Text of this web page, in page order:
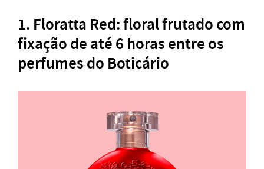
1. Floratta Red: floral frutado com
fixação de até 6 horas entre os
perfumes do Boticário